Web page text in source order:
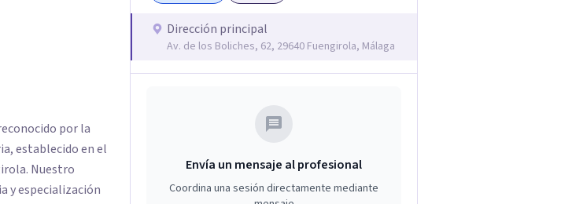
por la
establecido en el
y especialización
Dirección principal
Av. de los Boliches, 62, 29640 Fuengirola, Málaga
Envía un mensaje al profesional
Coordina una sesión directamente mediante